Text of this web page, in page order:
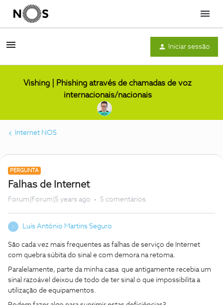
Menu
Iniciar sessão
Vishing | Phishing através de chamadas de voz
internacionais/nacionais
Internet NOS
PERGUNTA
Falhas de Internet
Forum|Forum|5 years ago 5 comentários
Luís António Martins Seguro
São cada vez mais frequentes as falhas de serviço de Internet
com quebra súbita do sinal e com demora na retoma.
Paralelamente, parte da minha casa que antigamente recebia um
sinal razoável deixou de todo de ter sinal o que impossibilita a
utilização de equipamentos.